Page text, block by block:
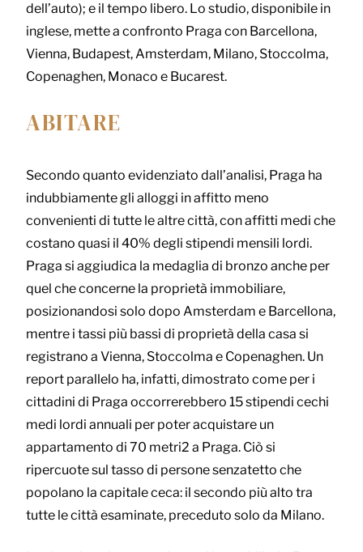
dell’auto); e il tempo libero. Lo studio, disponibile in
inglese, mette a confronto Praga con Barcellona,
Vienna, Budapest, Amsterdam, Milano, Stoccolma,
Copenaghen, Monaco e Bucarest.
ABITARE
Secondo quanto evidenziato dall’analisi, Praga ha
indubbiamente gli alloggi in affitto meno
convenienti di tutte le altre città, con affitti medi che
costano quasi il 40% degli stipendi mensili lordi.
Praga si aggiudica la medaglia di bronzo anche per
quel che concerne la proprietà immobiliare,
posizionandosi solo dopo Amsterdam e Barcellona,
mentre i tassi più bassi di proprietà della casa si
registrano a Vienna, Stoccolma e Copenaghen. Un
report parallelo ha, infatti, dimostrato come per i
cittadini di Praga occorrerebbero 15 stipendi cechi
medi lordi annuali per poter acquistare un
appartamento di 70 metri2 a Praga. Ciò si
ripercuote sul tasso di persone senzatetto che
popolano la capitale ceca: il secondo più alto tra
tutte le città esaminate, preceduto solo da Milano.